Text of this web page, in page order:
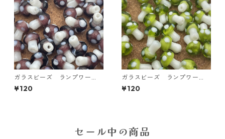
ガラスビーズ ランプワー
ク きのこ パープル 5個入
り【GB-LW-ｋPPL】
¥120
ガラスビーズ ランプワー
ク きのこ グリーン 5個入
り【GB-LW-ｋGRN】
¥120
セール中の商品